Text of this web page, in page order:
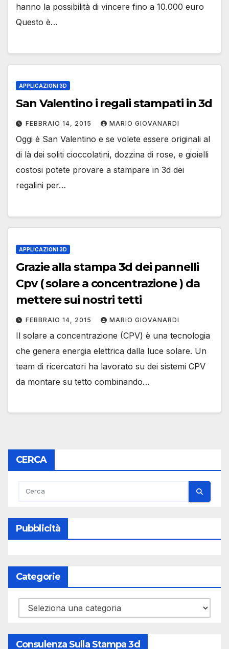
hanno la possibilità di vincere fino a 10.000 euro
Questo è…
APPLICAZIONI 3D
San Valentino i regali stampati in 3d
FEBBRAIO 14, 2015 MARIO GIOVANARDI
Oggi è San Valentino e se volete essere originali al
di là dei soliti cioccolatini, dozzina di rose, e gioielli
costosi potete provare a stampare in 3d dei
regalini per…
APPLICAZIONI 3D
Grazie alla stampa 3d dei pannelli
Cpv ( solare a concentrazione ) da
mettere sui nostri tetti
FEBBRAIO 14, 2015 MARIO GIOVANARDI
Il solare a concentrazione (CPV) è una tecnologia
che genera energia elettrica dalla luce solare. Un
team di ricercatori ha lavorato su dei sistemi CPV
da montare su tetto combinando…
CERCA
Pubblicità
Categorie
Categorie
Consulenza Sulla Stampa 3d